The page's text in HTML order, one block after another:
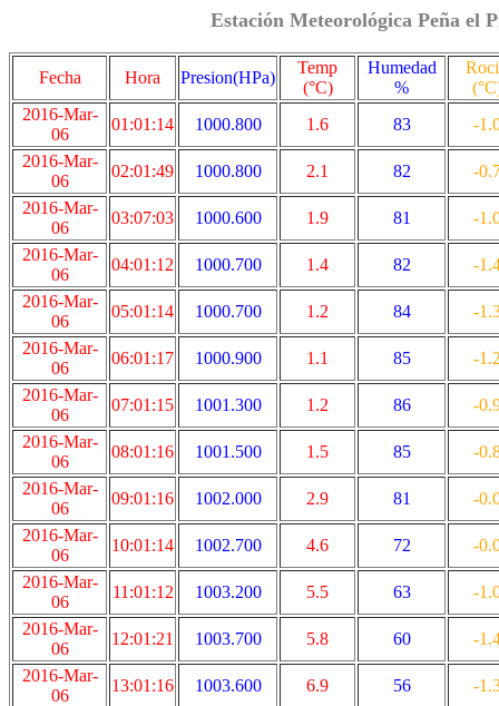
Estación Meteorológica Peña el
Fecha Hora Presion(HPa)
Temp
(°C)
Humedad
%
2016-Mar-
06
01:01:14 1000.800 1.6 83
-
2016-Mar-
06
02:01:49 1000.800 2.1 82
-
2016-Mar-
06
03:07:03 1000.600 1.9 81
-
2016-Mar-
06
04:01:12 1000.700 1.4 82
-
2016-Mar-
06
05:01:14 1000.700 1.2 84
-
2016-Mar-
06
06:01:17 1000.900 1.1 85
-
2016-Mar-
06
07:01:15 1001.300 1.2 86
-
2016-Mar-
06
08:01:16 1001.500 1.5 85
-
2016-Mar-
06
09:01:16 1002.000 2.9 81
-
2016-Mar-
06
10:01:14 1002.700 4.6 72
-
2016-Mar-
06
11:01:12 1003.200 5.5 63
-
2016-Mar-
06
12:01:21 1003.700 5.8 60
-
2016-Mar-
06
13:01:16 1003.600 6.9 56
-